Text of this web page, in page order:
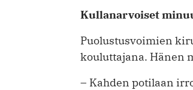
Kullanarvoiset
Puolustusvoimien
kouluttajana. Hänen
– Kahden potilaan